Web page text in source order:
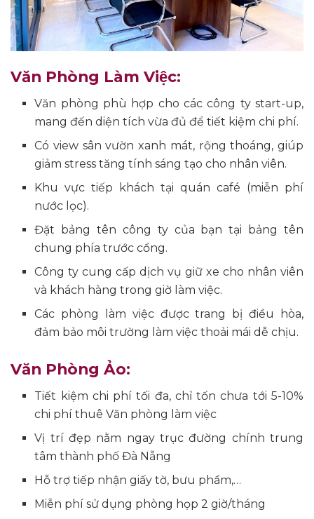
Văn Phòng Làm Việc:
Văn phòng phù hợp cho các công ty start-up,
mang đến diện tích vừa đủ để tiết kiệm chi phí.
Có view sân vườn xanh mát, rộng thoáng, giúp
giảm stress tăng tính sáng tạo cho nhân viên.
Khu vực tiếp khách tại quán café (miễn phí
nước lọc).
Đặt bảng tên công ty của bạn tại bảng tên
chung phía trước cổng.
Công ty cung cấp dịch vụ giữ xe cho nhân viên
và khách hàng trong giờ làm việc.
Các phòng làm việc được trang bị điều hòa,
đảm bảo môi trường làm việc thoải mái dễ chịu.
Văn Phòng Ảo:
Tiết kiệm chi phí tối đa, chỉ tốn chưa tới 5-10%
chi phí thuê Văn phòng làm việc
Vị trí đẹp nằm ngay trục đường chính trung
tâm thành phố Đà Nẵng
Hỗ trợ tiếp nhận giấy tờ, bưu phẩm,…
Miễn phí sử dụng phòng họp 2 giờ/tháng